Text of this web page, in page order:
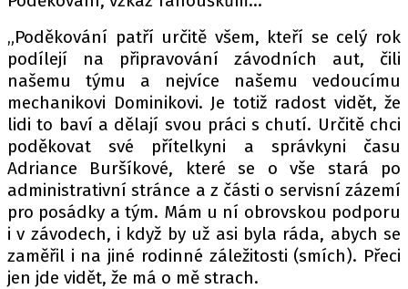
„Poděkování patří určitě všem, kteří se celý rok
podílejí na připravování závodních aut, čili
našemu týmu a nejvíce našemu vedoucímu
mechanikovi Dominikovi. Je totiž radost vidět, že
lidi to baví a dělají svou práci s chutí. Určitě chci
poděkovat své přítelkyni a správkyni času
Adriance Buršíkové, které se o vše stará po
administrativní stránce a z části o servisní zázemí
pro posádky a tým. Mám u ní obrovskou podporu
i v závodech, i když by už asi byla ráda, abych se
zaměřil i na jiné rodinné záležitosti (smích). Přeci
jen jde vidět, že má o mě strach.